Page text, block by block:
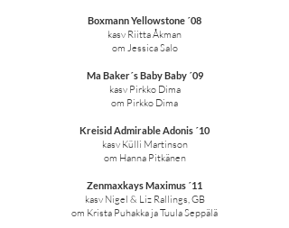
Boxmann Yellowstone ´08
kasv Riitta Åkman
om Jessica Salo
Ma Baker´s Baby Baby ´09
kasv Pirkko Dima
om Pirkko Dima
Kreisid Admirable Adonis ´10
kasv Külli Martinson
om Hanna Pitkänen
Zenmaxkays Maximus ´11
kasv Nigel & Liz Rallings, GB
om Krista Puhakka ja Tuula Seppälä